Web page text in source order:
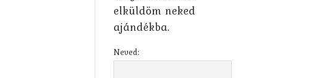
elküldöm neked
ajándékba.
Neved: